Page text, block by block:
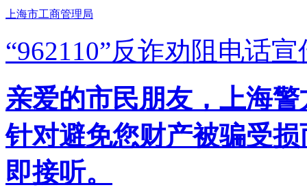
上海市工商管理局
“962110”反诈劝阻电话宣
亲爱的市民朋友，上海
针对避免您财产被骗受
即接听。